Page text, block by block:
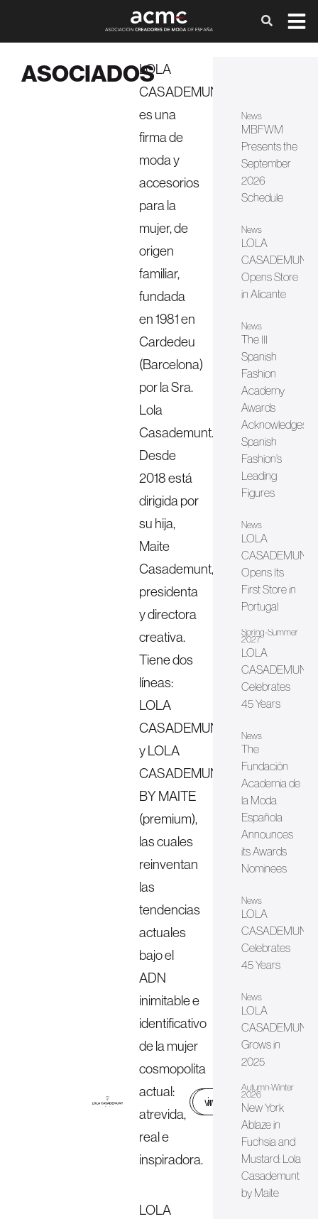
ASOCIADOSLOLA
CASADEMUNT
es una
firma de
moda y
accesorios
para la
mujer, de
origen
familiar,
fundada
en 1981 en
Cardedeu
(Barcelona)
por la Sra.
Lola
Casademunt.
Desde
2018 está
dirigida por
su hija,
Maite
Casademunt,
presidenta
y directora
creativa.
Tiene dos
líneas:
LOLA
CASADEMUNT
y LOLA
CASADEMUNT
BY MAITE
(premium),
las cuales
reinventan
las
tendencias
actuales
bajo el
ADN
inimitable e
identificativo
de la mujer
cosmopolita
actual:
atrevida,
real e
inspiradora.
LOLA
web
instagram
News
MBFWM
Presents the
September
2026
Schedule
News
LOLA
CASADEMUNT
Opens Store
in Alicante
News
The III
Spanish
Fashion
Academy
Awards
Acknowledges
Spanish
Fashion’s
Leading
Figures
News
LOLA
CASADEMUNT
Opens Its
First Store in
Portugal
Spring-Summer
2027
LOLA
CASADEMUNT
Celebrates
45 Years
News
The
Fundación
Academia de
la Moda
Española
Announces
its Awards
Nominees
News
LOLA
CASADEMUNT
Celebrates
45 Years
News
LOLA
CASADEMUNT
Grows in
2025
Autumn-Winter
2026
New York
Ablaze in
Fuchsia and
Mustard: Lola
Casademunt
by Maite